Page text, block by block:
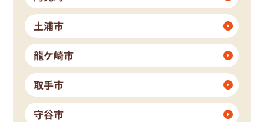
土浦市
龍ケ崎市
取手市
守谷市